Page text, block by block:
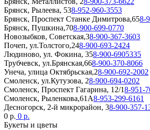
Брянск, Рылеева, 538-952-960-3553
Брянск, Проспект Станке Димитрова,658-
Брянск, Пушкина,708-900-699-0770
Новозыбков, Советская,38-900-367-3603
Почеп, ул.Толстого,248-900-693-2424
Людиново, ул. Фокина, 358-900-6905335
Трубчевск, ул.Брянская,668-900-370-8066
Унеча, улица Октябрьская,28-900-692-2002
Смоленск, ул.Кутузова, 28-900-694-0202
Смоленск, Проспект Гагарина, 12/18-951-
Смоленск, Рыленкова,61А8-953-299-6161
Десногорск, 2-й микрорайон, 38-900-357-
0 р. 0 р.
Букеты и цветы